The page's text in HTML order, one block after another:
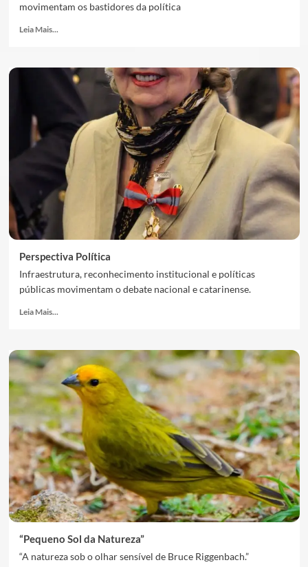
movimentam os bastidores da política
Leia Mais...
Perspectiva Política
Infraestrutura, reconhecimento institucional e políticas
públicas movimentam o debate nacional e catarinense.
Leia Mais...
“Pequeno Sol da Natureza”
“A natureza sob o olhar sensível de Bruce Riggenbach.”